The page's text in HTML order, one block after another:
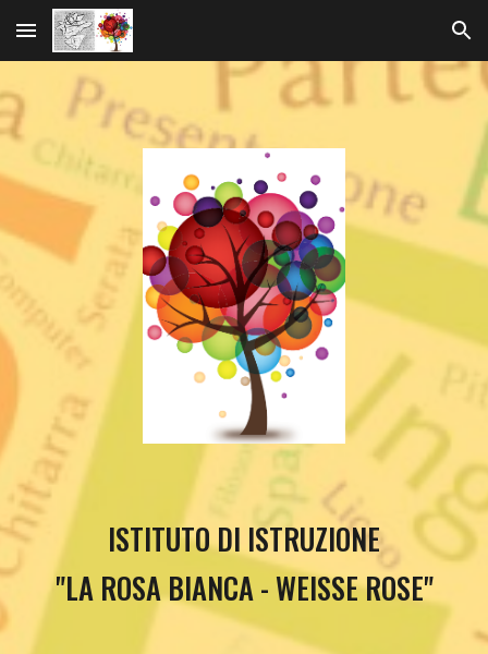
Skip to main content Skip to navigation
ISTITUTO DI ISTRUZIONE
"LA ROSA BIANCA - WEISSE ROSE"